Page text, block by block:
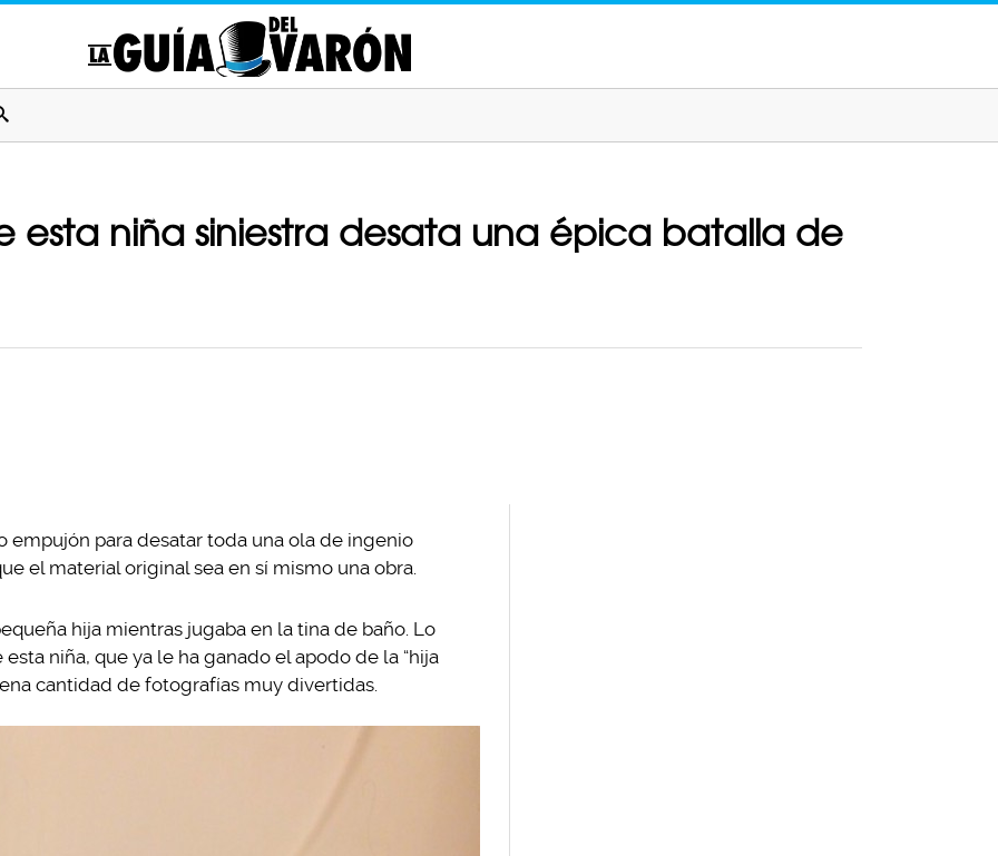
esta niña siniestra desata una épica batalla de
empujón para desatar toda una ola de ingenio
el material original sea en sí mismo una obra.
hija mientras jugaba en la tina de baño. Lo
niña, que ya le ha ganado el apodo de la “hija
cantidad de fotografías muy divertidas.